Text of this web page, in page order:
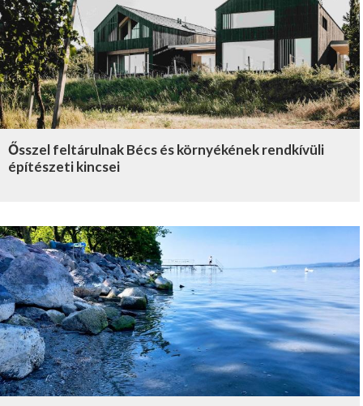
Ősszel feltárulnak Bécs és környékének rendkívüli
építészeti kincsei